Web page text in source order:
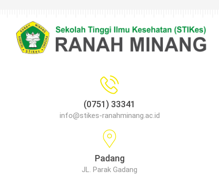
(0751) 33341
info@stikes-ranahminang.ac.id
Padang
JL. Parak Gadang